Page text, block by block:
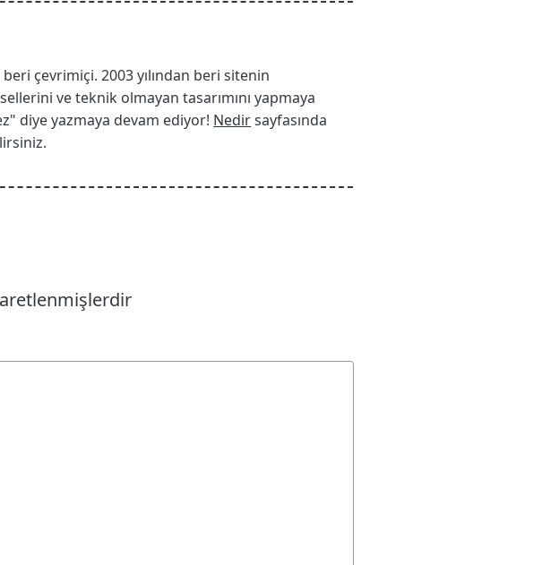
çevrimiçi. 2003 yılından beri sitenin
ve teknik olmayan tasarımını yapmaya
diye yazmaya devam ediyor! Nedirsayfasında